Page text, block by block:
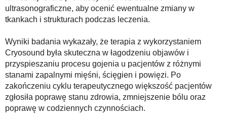
ultrasonograficzne, aby ocenić ewentualne zmiany w
tkankach i strukturach podczas leczenia.
Wyniki badania wykazały, że terapia z wykorzystaniem
Cryosound była skuteczna w łagodzeniu objawów i
przyspieszaniu procesu gojenia u pacjentów z różnymi
stanami zapalnymi mięśni, ścięgien i powięzi. Po
zakończeniu cyklu terapeutycznego większość pacjentów
zgłosiła poprawę stanu zdrowia, zmniejszenie bólu oraz
poprawę w codziennych czynnościach.